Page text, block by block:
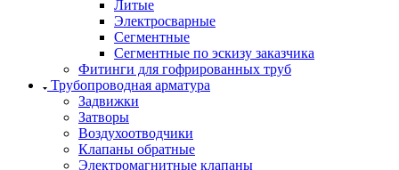
Литые
Электросварные
Сегментные
Сегментные по эскизу заказчика
Фитинги для гофрированных труб
Трубопроводная арматура
Задвижки
Затворы
Воздухоотводчики
Клапаны обратные
Электромагнитные клапаны